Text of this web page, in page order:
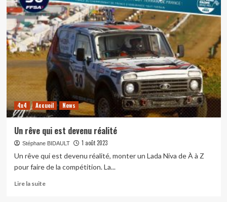
4x4 Accueil News
Un rêve qui est devenu réalité
Stéphane BIDAULT 1 août 2023
Un rêve qui est devenu réalité, monter un Lada Niva de À à Z
pour faire de la compétition. La...
Lire la suiteEn